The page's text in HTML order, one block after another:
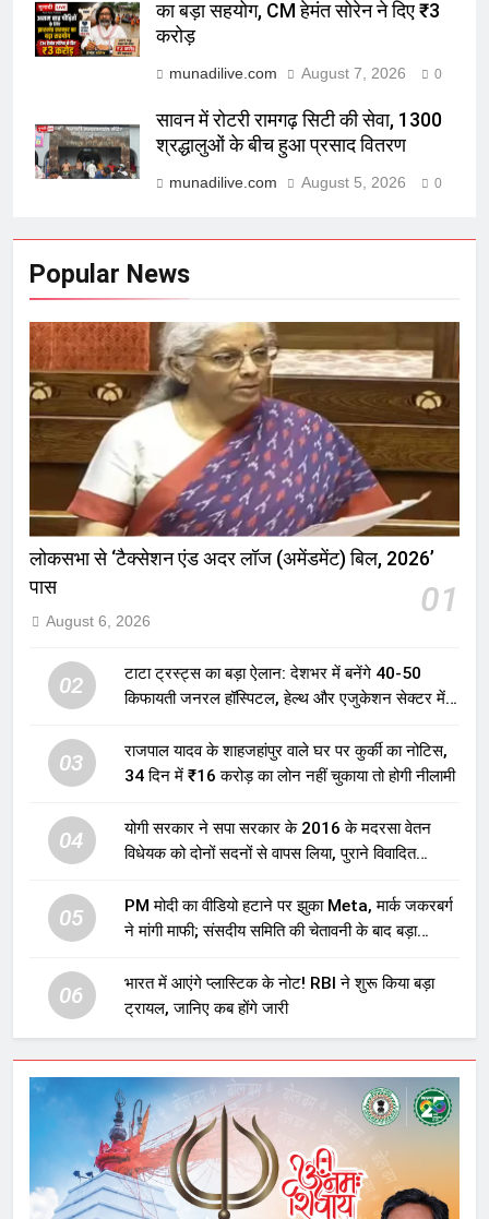
का बड़ा सहयोग, CM हेमंत सोरेन ने दिए ₹3
करोड़
munadilive.com August 7, 2026 0
सावन में रोटरी रामगढ़ सिटी की सेवा, 1300
श्रद्धालुओं के बीच हुआ प्रसाद वितरण
munadilive.com August 5, 2026 0
Popular News
लोकसभा से ‘टैक्सेशन एंड अदर लॉज (अमेंडमेंट) बिल, 2026’
पास
01
August 6, 2026
02
टाटा ट्रस्ट्स का बड़ा ऐलान: देशभर में बनेंगे 40-50
किफायती जनरल हॉस्पिटल, हेल्थ और एजुकेशन सेक्टर में
03
राजपाल यादव के शाहजहांपुर वाले घर पर कुर्की का नोटिस,
34 दिन में ₹16 करोड़ का लोन नहीं चुकाया तो होगी नीलामी
04
योगी सरकार ने सपा सरकार के 2016 के मदरसा वेतन
विधेयक को दोनों सदनों से वापस लिया, पुराने विवादित
05
PM मोदी का वीडियो हटाने पर झुका Meta, मार्क जकरबर्ग
ने मांगी माफी; संसदीय समिति की चेतावनी के बाद बड़ा
06
भारत में आएंगे प्लास्टिक के नोट! RBI ने शुरू किया बड़ा
ट्रायल, जानिए कब होंगे जारी